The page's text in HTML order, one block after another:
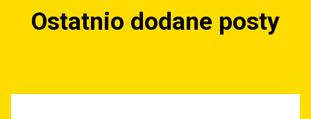
Ostatnio dodane posty